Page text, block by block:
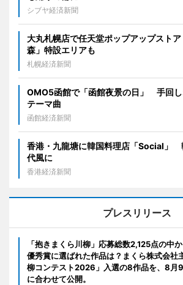
シブヤ経済新聞
大丸札幌店で任天堂ポップアップスト
森」特設エリアも
札幌経済新聞
OMO5函館で「函館夜景の日」 手回
テーマ曲
函館経済新聞
香港・九龍塘に韓国料理店「Social」
代風に
香港経済新聞
プレスリリース
「抱きまくら川柳」応募総数2,125点の中
優秀賞に選ばれた作品は？まくら株式会社
柳コンテスト2026」入選の8作品を、8月
に合わせて公開。